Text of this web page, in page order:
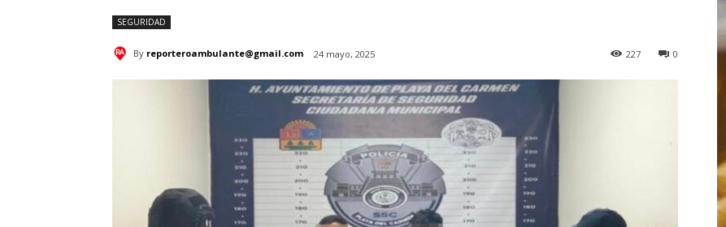
SEGURIDAD
By reporteroambulante@gmail.com 24 mayo, 2025 0
227